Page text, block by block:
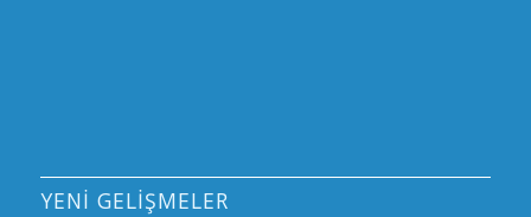
YENI GELIŞMELER